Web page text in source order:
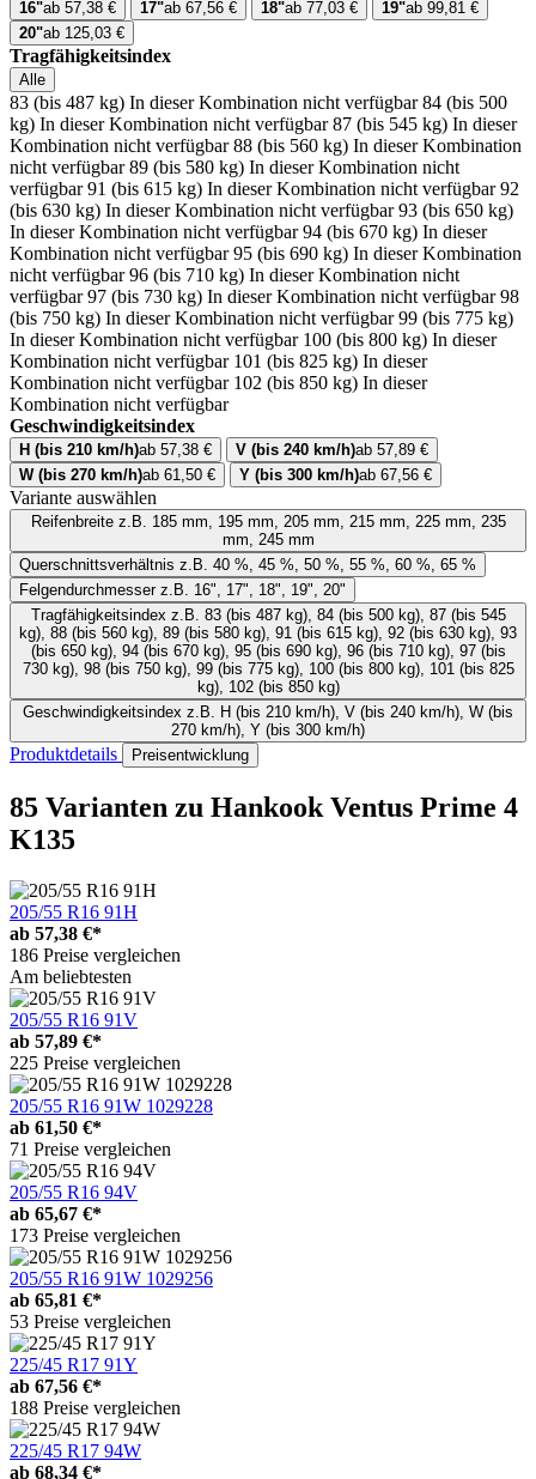
16"ab 57,38 € 17"ab 67,56 € 18"ab 77,03 € 19"ab 99,81 €
20"ab 125,03 €
Tragfähigkeitsindex
Alle
83 (bis 487 kg) In dieser Kombination nicht verfügbar 84 (bis 500
kg) In dieser Kombination nicht verfügbar 87 (bis 545 kg) In dieser
Kombination nicht verfügbar 88 (bis 560 kg) In dieser Kombination
nicht verfügbar 89 (bis 580 kg) In dieser Kombination nicht
verfügbar 91 (bis 615 kg) In dieser Kombination nicht verfügbar 92
(bis 630 kg) In dieser Kombination nicht verfügbar 93 (bis 650 kg)
In dieser Kombination nicht verfügbar 94 (bis 670 kg) In dieser
Kombination nicht verfügbar 95 (bis 690 kg) In dieser Kombination
nicht verfügbar 96 (bis 710 kg) In dieser Kombination nicht
verfügbar 97 (bis 730 kg) In dieser Kombination nicht verfügbar 98
(bis 750 kg) In dieser Kombination nicht verfügbar 99 (bis 775 kg)
In dieser Kombination nicht verfügbar 100 (bis 800 kg) In dieser
Kombination nicht verfügbar 101 (bis 825 kg) In dieser
Kombination nicht verfügbar 102 (bis 850 kg) In dieser
Kombination nicht verfügbar
Geschwindigkeitsindex
H (bis 210 km/h)ab 57,38 € V (bis 240 km/h)ab 57,89 €
W (bis 270 km/h)ab 61,50 € Y (bis 300 km/h)ab 67,56 €
Variante auswählen
Reifenbreitez.B. 185 mm, 195 mm, 205 mm, 215 mm, 225 mm, 235
mm, 245 mm
Querschnittsverhältnis z.B. 40 %, 45 %, 50 %, 55 %, 60 %, 65 %
Felgendurchmesser z.B. 16", 17", 18", 19", 20"
Tragfähigkeitsindex
kg), 88 (bis 560 kg), 89 (bis 580 kg), 91 (bis 615 kg), 92 (bis 630 kg), 93
(bis 650 kg), 94 (bis 670 kg), 95 (bis 690 kg), 96 (bis 710 kg), 97 (bis
730 kg), 98 (bis 750 kg), 99 (bis 775 kg), 100 (bis 800 kg), 101 (bis 825
kg), 102 (bis 850 kg)
Geschwindigkeitsindex
270 km/h), Y (bis 300 km/h)
Produktdetails Preisentwicklung
85 Varianten zu Hankook Ventus Prime 4
K135
205/55 R16 91H
ab 57,38 €*
186 Preise vergleichen
Am beliebtesten
205/55 R16 91V
ab 57,89 €*
225 Preise vergleichen
205/55 R16 91W 1029228
ab 61,50 €*
71 Preise vergleichen
205/55 R16 94V
ab 65,67 €*
173 Preise vergleichen
205/55 R16 91W 1029256
ab 65,81 €*
53 Preise vergleichen
225/45 R17 91Y
ab 67,56 €*
188 Preise vergleichen
225/45 R17 94W
ab 68,34 €*